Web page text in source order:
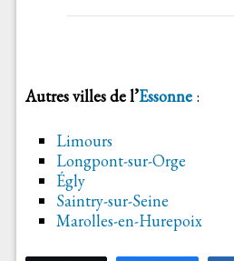
Autres villes de l’Essonne :
Limours
Longpont-sur-Orge
Égly
Saintry-sur-Seine
Marolles-en-Hurepoix